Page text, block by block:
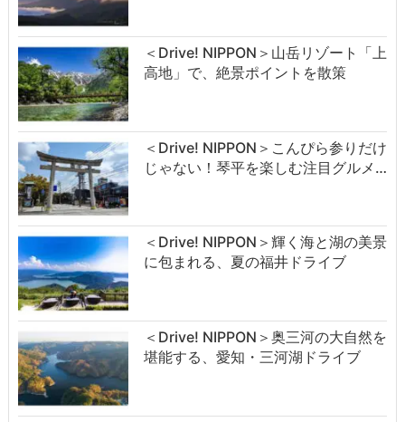
＜Drive! NIPPON＞山岳リゾート「上
高地」で、絶景ポイントを散策
＜Drive! NIPPON＞こんぴら参りだけ
じゃない！琴平を楽しむ注目グルメ…
＜Drive! NIPPON＞輝く海と湖の美景
に包まれる、夏の福井ドライブ
＜Drive! NIPPON＞奥三河の大自然を
堪能する、愛知・三河湖ドライブ